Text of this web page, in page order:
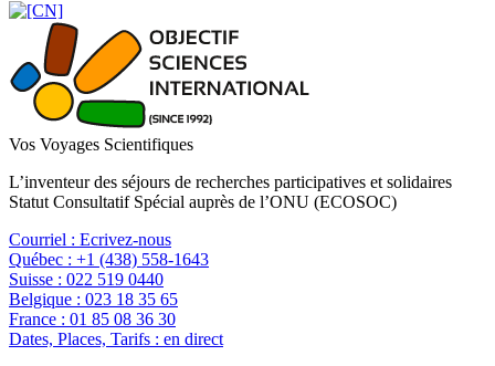
Vos Voyages Scientifiques
L’inventeur des séjours de recherches participatives et solidaires
Statut Consultatif Spécial auprès de l’ONU (ECOSOC)
Courriel : Ecrivez-nous
Québec : +1 (438) 558-1643
Suisse : 022 519 0440
Belgique : 023 18 35 65
France : 01 85 08 36 30
Dates, Places, Tarifs : en direct